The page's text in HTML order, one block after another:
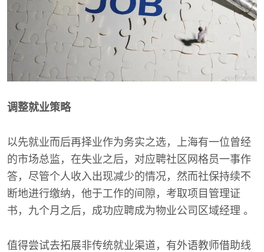
调整就业策略
以先就业而后再择业作为务实之选，上海有一位曾经
的市场总监，在失业之后，对应聘社区网格员一事作
答，尽管个人收入出现减少的情况，然而社保持续不
断地进行缴纳，他于工作的间隙，考取项目管理证
书，九个月之后，成功应聘成为物业公司区域经理 。
值得尝试去拓展非传统就业渠道，有外语教师借助线